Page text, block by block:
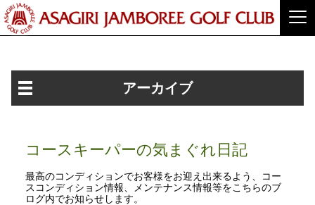
アーカイブ
コースキーパーの気まぐれ日記
最高のコンディションでお客様をお迎え出来るよう、コー
スコンディション情報、メンテナンス情報等をこちらのブ
ログ内でお知らせします。